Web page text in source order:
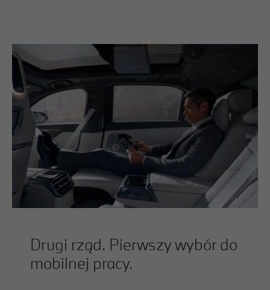
Drugi rząd. Pierwszy wybór do
mobilnej pracy.